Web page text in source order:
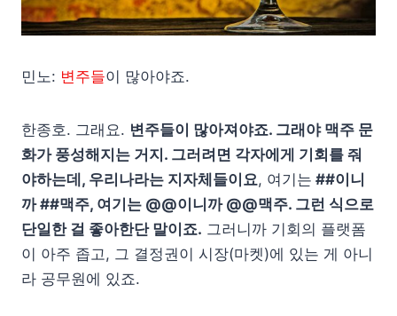
민노: 변주들이 많아야죠.
한종호. 그래요. 변주들이 많아져야죠. 그래야 맥주 문
화가 풍성해지는 거지. 그러려면 각자에게 기회를 줘
야하는데, 우리나라는 지자체들이요 , 여기는 ##이니
까 ##맥주, 여기는 @@이니까 @@맥주. 그런 식으로
단일한 걸 좋아한단 말이죠. 그러니까 기회의 플랫폼
이 아주 좁고, 그 결정권이 시장(마켓)에 있는 게 아니
라 공무원에 있죠.